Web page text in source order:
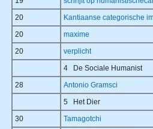
20
Kantiaanse categorische
20
maxime
20
verplicht
4 De Sociale Humanist
28
Antonio Gramsci
5 Het Dier
30
Tamagotchi